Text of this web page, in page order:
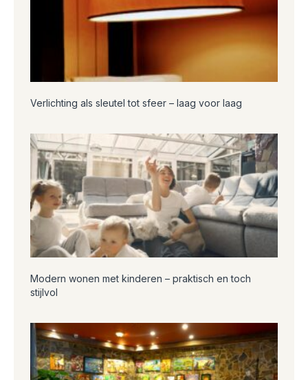
Verlichting als sleutel tot sfeer – laag voor laag
Modern wonen met kinderen – praktisch en toch
stijlvol